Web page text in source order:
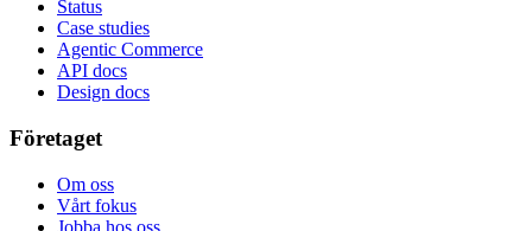
Status
Case studies
Agentic Commerce
API docs
Design docs
Företaget
Om oss
Vårt fokus
Jobba hos oss